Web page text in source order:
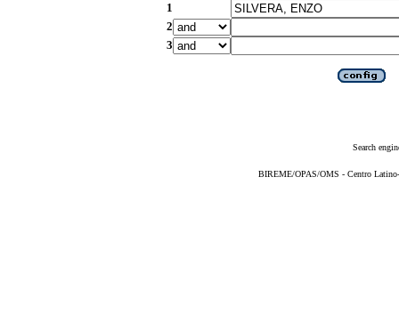
1
2
3
Search
BIREME/OPAS/OMS - Centro Latino-